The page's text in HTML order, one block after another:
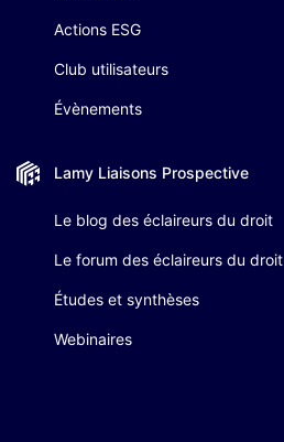
Actions ESG
Club utilisateurs
Évènements
Lamy Liaisons Prospective
Le blog des éclaireurs du droit
Le forum des éclaireurs du droit
Études et synthèses
Webinaires